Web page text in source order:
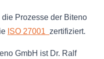
Prozesse der Biteno
ISO 27001 zertifiziert.
GmbH ist Dr. Ralf